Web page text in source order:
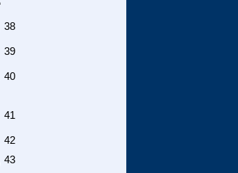
38
39
40
41
42
43